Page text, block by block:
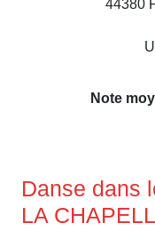
44380
Note
Danse dans
LA